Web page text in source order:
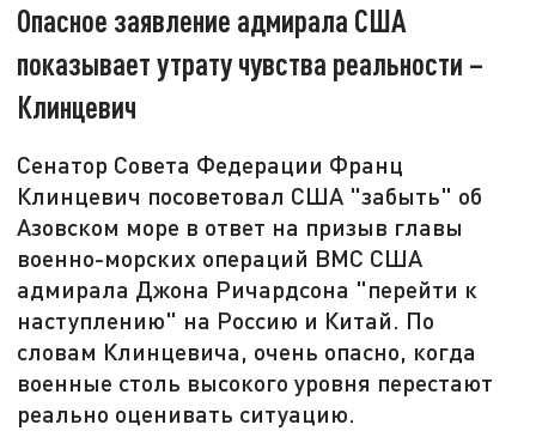
Опасное заявление адмирала США
показывает утрату чувства реальности –
Клинцевич
Сенатор Совета Федерации Франц
Клинцевич посоветовал США "забыть" об
Азовском море в ответ на призыв главы
военно-морских операций ВМС США
адмирала Джона Ричардсона "перейти к
наступлению" на Россию и Китай. По
словам Клинцевича, очень опасно, когда
военные столь высокого уровня перестают
реально оценивать ситуацию.